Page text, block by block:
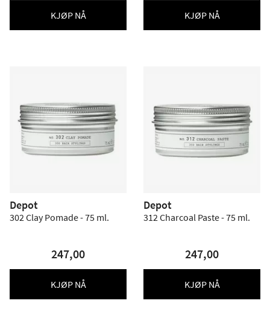
KJØP NÅ KJØP NÅ
Depot
302 Clay Pomade - 75 ml.
247,00
KJØP NÅ
Depot
312 Charcoal Paste - 75 ml.
247,00
KJØP NÅ